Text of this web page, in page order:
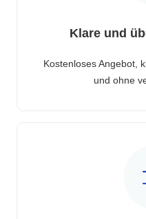
Klare und
Kostenloses Angebot,
und ohne